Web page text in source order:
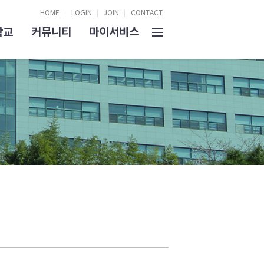
HOME LOGIN JOIN CONTACT
교 커뮤니티 마이서비스